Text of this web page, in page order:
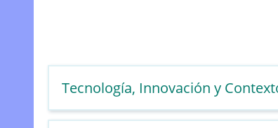
Tecnología, Innovación y